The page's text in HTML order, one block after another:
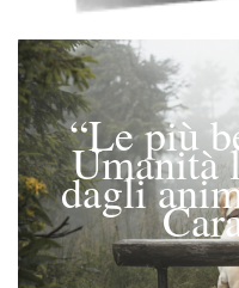
“Le più
Umanità
dagli